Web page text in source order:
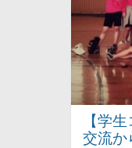
【学
交流か